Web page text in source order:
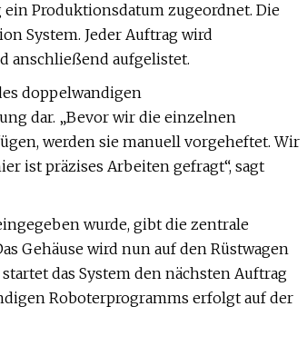
Produktionsdatum zugeordnet. Die
System. Jeder Auftrag wird
anschließend aufgelistet.
doppelwandigen
dar. „Bevor wir die einzelnen
werden sie manuell vorgeheftet. Wir
ist präzises Arbeiten gefragt“, sagt
wurde, gibt die zentrale
Gehäuse wird nun auf den Rüstwagen
das System den nächsten Auftrag
Roboterprogramms erfolgt auf der